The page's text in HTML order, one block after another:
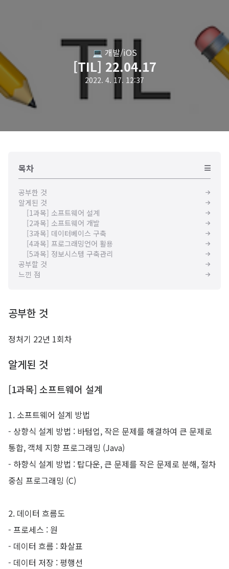
💻 개발/iOS
[TIL] 22.04.17
2022. 4. 17. 12:37
목차
공부한 것
알게된 것
[1과목] 소프트웨어 설계
[2과목] 소프트웨어 개발
[3과목] 데이터베이스 구축
[4과목] 프로그래밍언어 활용
[5과목] 정보시스템 구축관리
공부할 것
느낀 점
공부한 것
정처기 22년 1회차
알게된 것
[1과목] 소프트웨어 설계
1. 소프트웨어 설계 방법
- 상향식 설계 방법 : 바텀업, 작은 문제를 해결하여 큰 문제로
통합, 객체 지향 프로그래밍 (Java)
- 하향식 설계 방법 : 탑다운, 큰 문제를 작은 문제로 분해, 절차
중심 프로그래밍 (C)
2. 데이터 흐름도
- 프로세스 : 원
- 데이터 흐름 : 화살표
- 데이터 저장 : 평행선